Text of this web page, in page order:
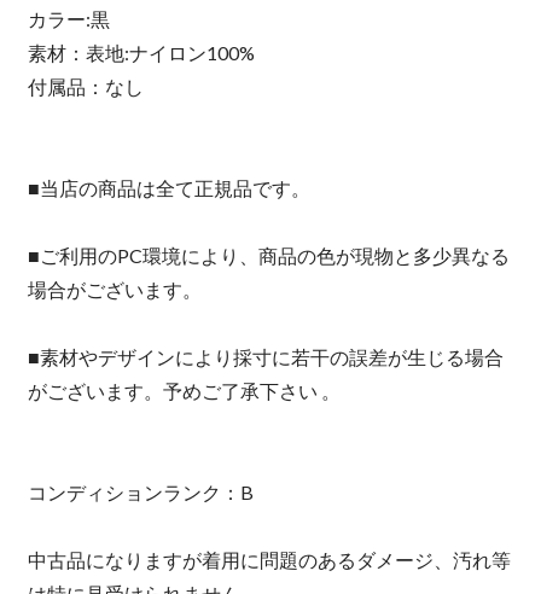
カラー:黒
素材：表地:ナイロン100%
付属品：なし
■当店の商品は全て正規品です。
■ご利用のPC環境により、商品の色が現物と多少異なる
場合がございます。
■素材やデザインにより採寸に若干の誤差が生じる場合
がございます。予めご了承下さい 。
コンディションランク：B
中古品になりますが着用に問題のあるダメージ、汚れ等